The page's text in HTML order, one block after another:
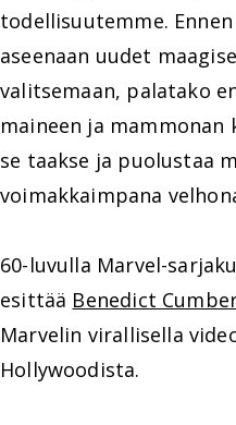
todellisuutemme.
aseenaan uudet
valitsemaan, palatako
maineen ja
se taakse ja puolustaa
voimakkaimpana
60-luvulla Marvel-
esittää Benedict
Marvelin virallisella
Hollywoodista.